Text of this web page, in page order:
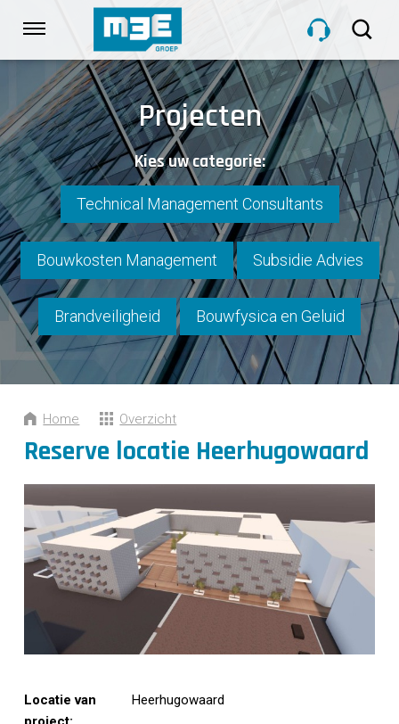
links
Spring
naar
de
inhoud
Spring
naar
navigatie
HOME
DIENSTEN
PROJECTEN
OVER M3E
NIEUWS
CONTACT
Projecten
Kies uw categorie:
Technical Management Consultants
Bouwkosten Management Subsidie Advies
Brandveiligheid Bouwfysica en Geluid
Home Overzicht
Reserve locatie Heerhugowaard
Locatie van
Heerhugowaard